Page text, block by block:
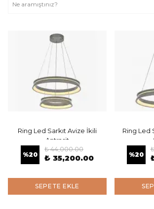
Ring Led Sarkıt Avize İkili
Antrasit
%20
₺ 44,000.00
₺ 35,200.00
SEPETE EKLE
Ring Led
%20